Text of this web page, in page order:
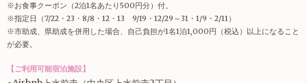
※お食事クーポン（2泊1名あたり500円分）付。
※指定日（7/22・23・8/8・12・13 9/19・12/29～31・1/9・2/11）
※市助成、県助成を併用した場合、自己負担が1名1泊1,000円（税込）以上になること
が必要。
【ご利用可能宿泊施設】